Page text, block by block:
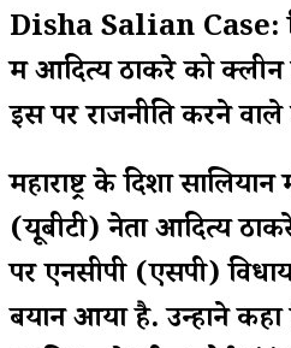
Disha Salian Case:
में आदित्य ठाकरे को क्लीन
इस पर राजनीति करने वाले
महाराष्ट्र के दिशा
(यूबीटी) नेता आदित्य
पर एनसीपी (एसपी)
बयान आया है. उन्होंने